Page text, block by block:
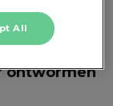
goede
ontwormen
All